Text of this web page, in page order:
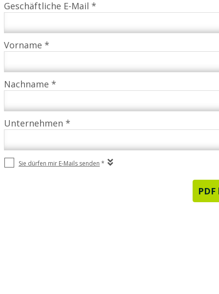
Geschäftliche E-Mail *
Vorname *
Nachname *
Unternehmen *
Sie dürfen mir E-Mails senden *